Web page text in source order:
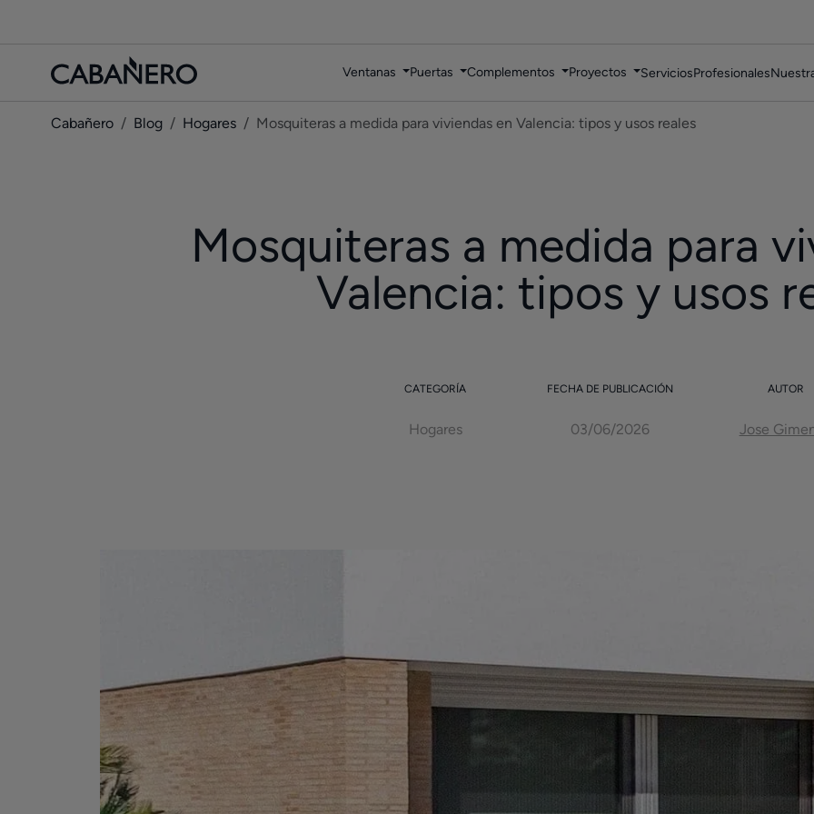
Ventanas Puertas Complementos Proyectos ServiciosProfesionales
Cabañero Blog Hogares Mosquiteras a medida para viviendas en Valencia: tipos y usos reales
Mosquiteras a medida para
Valencia: tipos y usos
CATEGORÍA
Hogares
FECHA DE PUBLICACIÓN
03/06/2026
AUTOR
Jose